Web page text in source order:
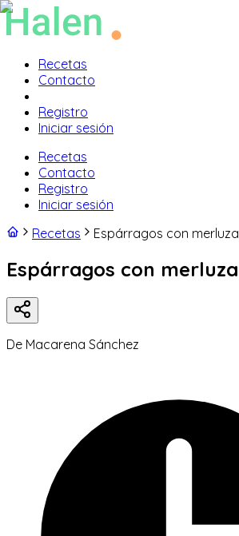
Recetas
Contacto
Registro
Iniciar sesión
Recetas
Contacto
Registro
Iniciar sesión
Recetas
Espárragos con merluza
Espárragos con merluza
De Macarena Sánchez